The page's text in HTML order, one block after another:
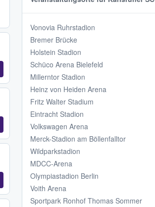
Vonovia Ruhrstadion
Bremer Brücke
Holstein Stadion
Schüco Arena Bielefeld
Millerntor Stadion
Heinz von Heiden Arena
Fritz Walter Stadium
Eintracht Stadion
Volkswagen Arena
Merck-Stadion am Böllenfalltor
Wildparkstadion
MDCC-Arena
Olympiastadion Berlin
Voith Arena
Sportpark Ronhof Thomas Sommer